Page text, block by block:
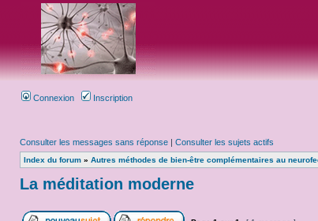
Connexion Inscription
Consulter les messages sans réponse | Consulter les sujets actifs
Index du forum » Autres méthodes de bien-être complémentaires au
La méditation moderne